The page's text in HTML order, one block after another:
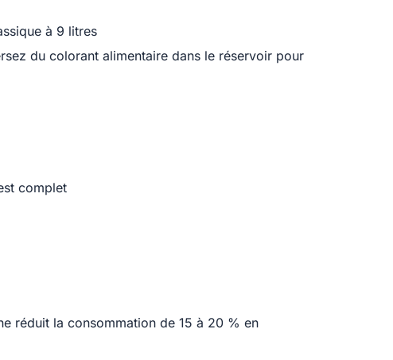
à 9 litres
du colorant alimentaire dans le réservoir pour
complet
réduit la consommation de 15 à 20 % en